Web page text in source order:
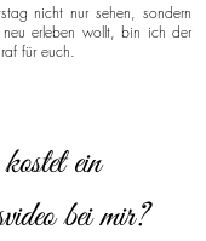
nicht nur sehen, sondern
erleben wollt, bin ich der
für euch.
ein
bei mir?